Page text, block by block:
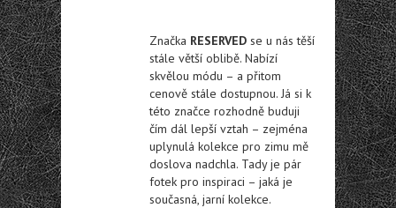
Značka RESERVED se u nás těší
stále větší oblibě. Nabízí
skvělou módu – a přitom
cenově stále dostupnou. Já si k
této značce rozhodně buduji
čím dál lepší vztah – zejména
uplynulá kolekce pro zimu mě
doslova nadchla. Tady je pár
fotek pro inspiraci – jaká je
současná, jarní kolekce.